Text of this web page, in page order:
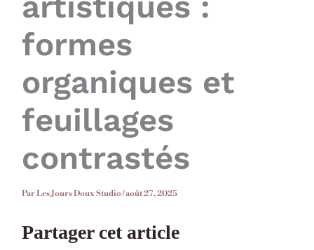
formes
organiques et
feuillages
contrastés
ParLes Jours Doux Studio/août 27, 2025
Partager cet article